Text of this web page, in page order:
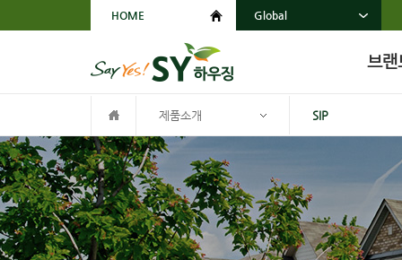
HOME Global
브랜
제품소개 SIP